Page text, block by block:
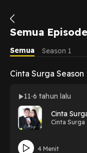
Semua Episode
Semua
Season 1
Cinta Surga Season
11 6 tahun lalu
Cinta
Cinta Surga
4 Menit